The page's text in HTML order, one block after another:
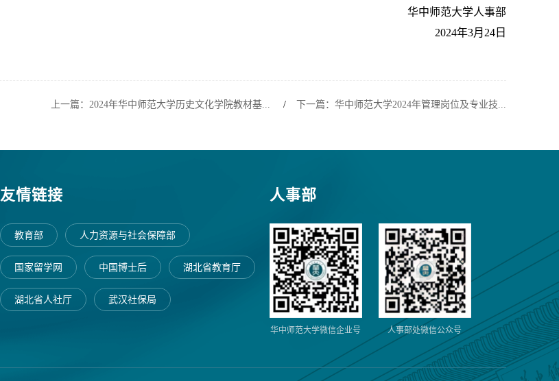
华中师范大学人事部
2024年3月24日
上一篇：2024年华中师范大学历史文化学院教材基... / 下一篇：​华中师范大学2024年管理岗位及专业技...
友情链接
教育部 人力资源与社会保障部
国家留学网 中国博士后 湖北省教育厅
湖北省人社厅 武汉社保局
人事部
华中师范大学微信企业号 人事部处微信公众号